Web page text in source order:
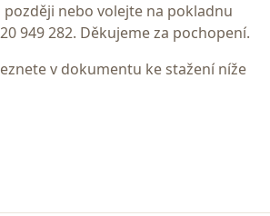
nebo volejte na pokladnu
949 282. Děkujeme za pochopení.
v dokumentu ke stažení níže